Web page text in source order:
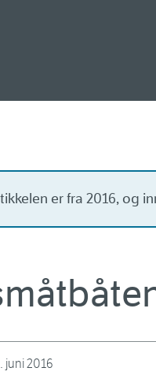
er fra 2016, og
juni 2016